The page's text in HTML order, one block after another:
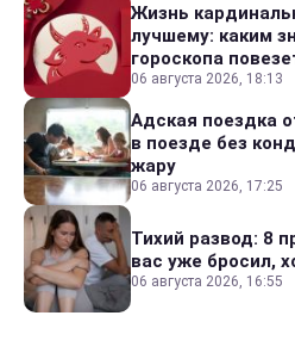
Жизнь
лучшему: каким
гороскопа
06 августа 2026, 18:13
Адская поездка
в поезде без
жару
06 августа 2026, 17:25
Тихий развод: 8
вас уже бросил,
06 августа 2026, 16:55